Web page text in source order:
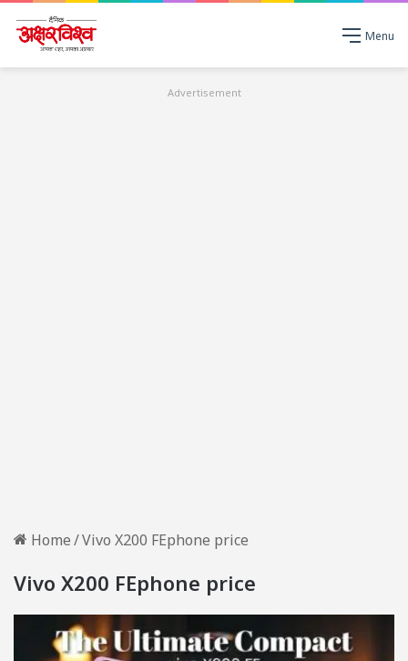
Menu
Advertisement
Home/Vivo X200 FEphone price
Vivo X200 FEphone price